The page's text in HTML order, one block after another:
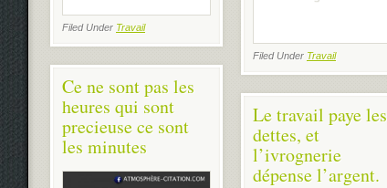
Filed Under Travail
Filed Under Travail
Ce ne sont pas les
heures qui sont
precieuse ce sont
les minutes
Le travail paye les
dettes, et
l’ivrognerie
dépense l’argent.